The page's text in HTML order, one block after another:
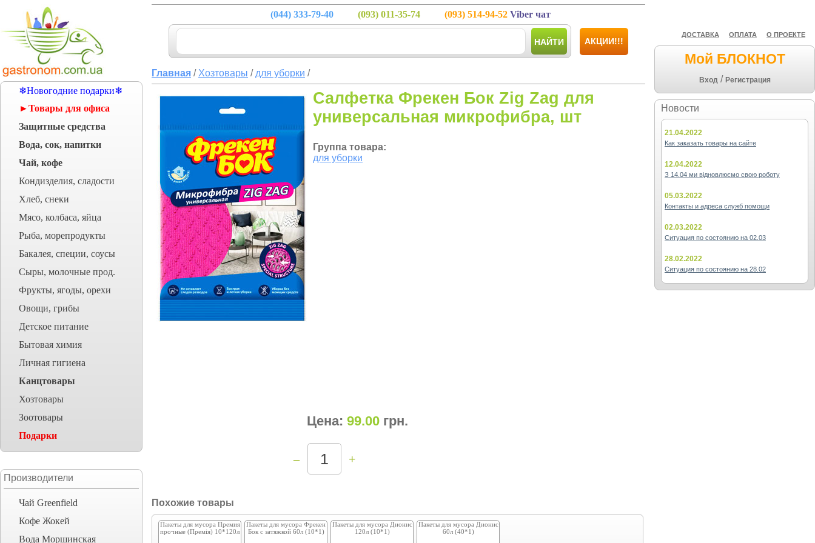
❄Новогодние подарки❄
►Товары для офиса
Защитные средства
Вода, сок, напитки
Чай, кофе
Кондизделия, сладости
Хлеб, снеки
Мясо, колбаса, яйца
Рыба, морепродукты
Бакалея, специи, соусы
Сыры, молочные прод.
Фрукты, ягоды, орехи
Овощи, грибы
Детское питание
Бытовая химия
Личная гигиена
Канцтовары
Хозтовары
Зоотовары
Подарки
Производители
Чай Greenfield
Кофе Жокей
Вода Моршинская
ДОСТАВКА ОПЛАТА О ПРОЕКТЕ
Мой БЛОКНОТ
Вход / Регистрация
Новости
21.04.2022
Как заказать товары на сайте
12.04.2022
З 14.04 ми відновлюємо свою роботу
05.03.2022
Контакты и адреса служб помощи
02.03.2022
Ситуация по состоянию на 02.03
28.02.2022
Ситуация по состоянию на 28.02
(044) 333-79-40 (093) 011-35-74 (093) 514-94-52 Viber чат
НАЙТИ АКЦИИ!!!
Главная / Хозтовары / для уборки /
Салфетка Фрекен Бок Zig Zag для
универсальная микрофибра, шт
Группа товара:
для уборки
Цена: 99.00 грн.
– +
Похожие товары
Пакеты для мусора Премия
прочные (Премія) 10*120л
Пакеты для мусора Фрекен
Бок с затяжкой 60л (10*1)
Пакеты для мусора Дионис
120л (10*1)
Пакеты для мусора Дионис
60л (40*1)